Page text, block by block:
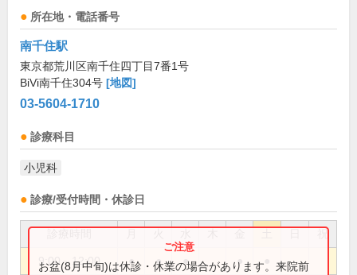
所在地・電話番号
南千住駅
東京都荒川区南千住四丁目7番1号
BiVi南千住304号 [地図]
03-5604-1710
診療科目
小児科
診療/受付時間・休診日
祝
9:00～12:00 ● ● ● ●
お盆(8月中旬)は休診・休業の場合があります。来院前